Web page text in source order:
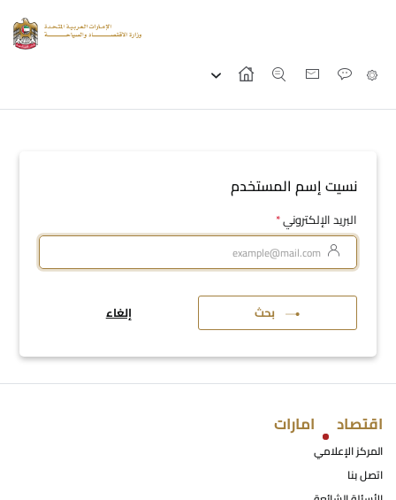
نسيت إسم المستخدم
البريد الإلكتروني*
بحث إلغاء
اقتصاد امارات
المركز الإعلامي
اتصل بنا